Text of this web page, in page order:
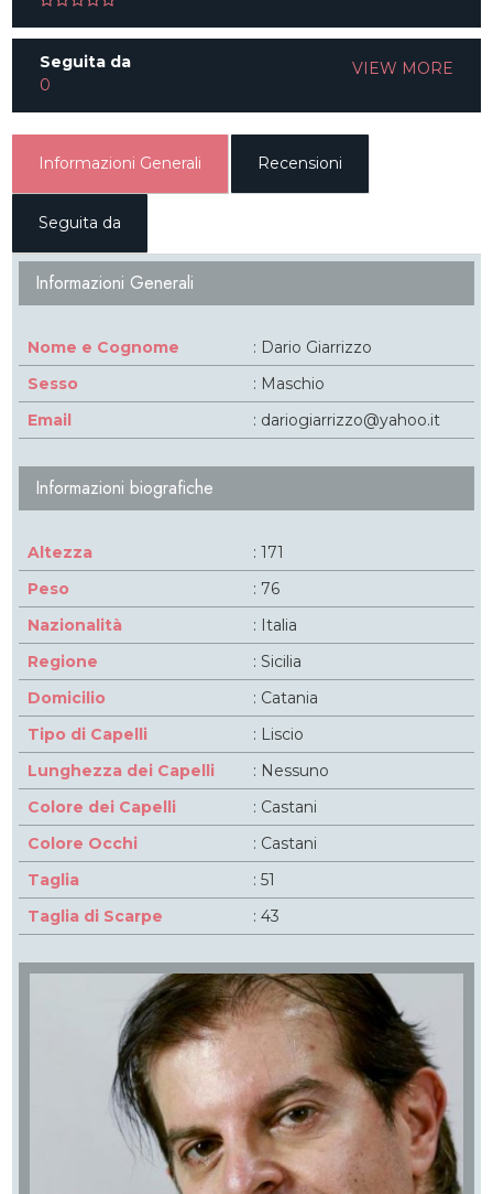
Seguita da
0
VIEW MORE
Informazioni Generali Recensioni
Seguita da
Informazioni Generali
Nome e Cognome
: Dario Giarrizzo
Sesso
: Maschio
Email
: dariogiarrizzo@yahoo.it
Informazioni biografiche
Altezza
: 171
Peso
: 76
Nazionalità
: Italia
Regione
: Sicilia
Domicilio
: Catania
Tipo di Capelli
: Liscio
Lunghezza dei Capelli
: Nessuno
Colore dei Capelli
: Castani
Colore Occhi
: Castani
Taglia
: 51
Taglia di Scarpe
: 43